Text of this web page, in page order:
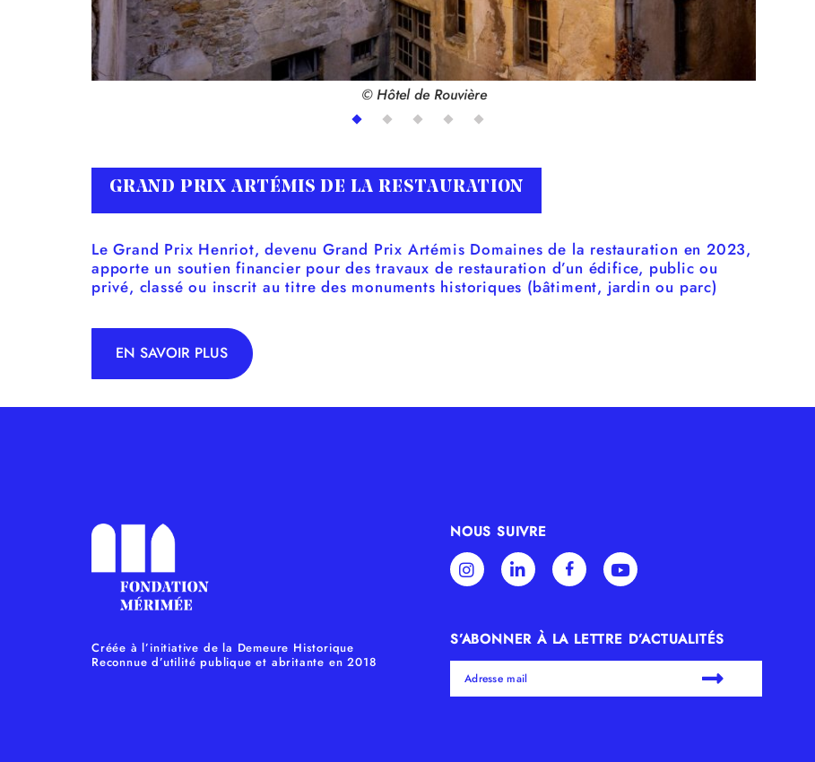
© Hôtel de Rouvière
GRAND PRIX ARTÉMIS DE LA RESTAURATION
Le Grand Prix Henriot, devenu Grand Prix Artémis Domaines de la restauration en 2023,
apporte un soutien financier pour des travaux de restauration d’un édifice, public ou
privé, classé ou inscrit au titre des monuments historiques (bâtiment, jardin ou parc)
EN SAVOIR PLUS
Créée à l’initiative de la Demeure Historique
Reconnue d’utilité publique et abritante en 2018
NOUS SUIVRE
S’ABONNER À LA LETTRE D’ACTUALITÉS